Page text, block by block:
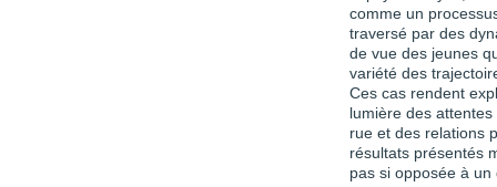
comme un
traversé par des
de vue des jeunes
variété des
Ces cas rendent
lumière des
rue et des relations
résultats présentés
pas si opposée à un